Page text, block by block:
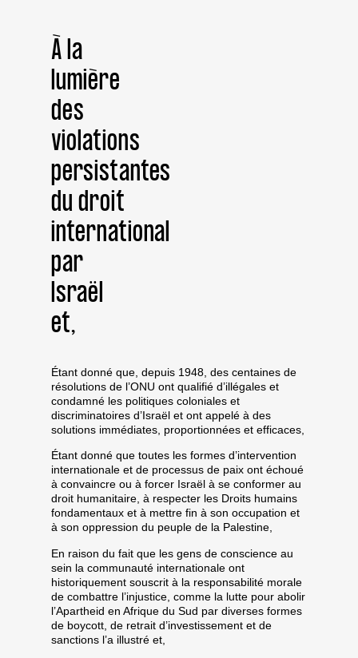
À la
lumière
des
violations
persistantes
du droit
international
par
Israël
et,
Étant donné que, depuis 1948, des centaines de
résolutions de l’ONU ont qualifié d’illégales et
condamné les politiques coloniales et
discriminatoires d’Israël et ont appelé à des
solutions immédiates, proportionnées et efficaces,
Étant donné que toutes les formes d’intervention
internationale et de processus de paix ont échoué
à convaincre ou à forcer Israël à se conformer au
droit humanitaire, à respecter les Droits humains
fondamentaux et à mettre fin à son occupation et
à son oppression du peuple de la Palestine,
En raison du fait que les gens de conscience au
sein la communauté internationale ont
historiquement souscrit à la responsabilité morale
de combattre l’injustice, comme la lutte pour abolir
l’Apartheid en Afrique du Sud par diverses formes
de boycott, de retrait d’investissement et de
sanctions l’a illustré et,